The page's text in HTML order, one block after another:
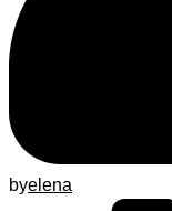
byelena